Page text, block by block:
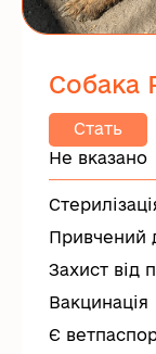
Собака
Стать
Не вказано
Привчений
Захист від
Вакцинація
Є